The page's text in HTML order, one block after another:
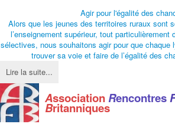
Agir pour l'égalité des
Alors que les jeunes des territoires ruraux sont
l’enseignement supérieur, tout
sélectives, nous souhaitons agir pour que chaque
trouver sa voie et faire de l’égalité des
Lire la suite...
AssociationRencontres
Britanniques